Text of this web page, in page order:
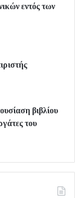
εντός των
βιβλίου
του